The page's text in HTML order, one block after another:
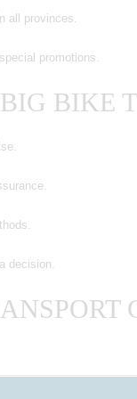
all provinces.
promotions.
BIKE
decision.